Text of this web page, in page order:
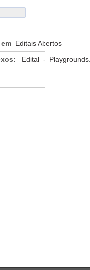
Editais Abertos
Edital_-